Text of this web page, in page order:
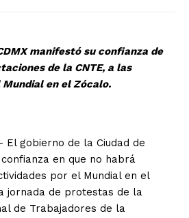
manifestó su confianza de
de la CNTE, a las
en el Zócalo.
El gobierno de la Ciudad de
en que no habrá
por el Mundial en el
jornada de protestas de la
de Trabajadores de la